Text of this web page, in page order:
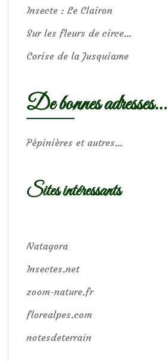
Insecte : Le Clairon
Sur les fleurs de circe…
Corise de la Jusquiame
De bonnes adresses…
Pépinières et autres…
Sites intéressants
Natagora
Insectes.net
zoom-nature.fr
florealpes.com
notesdeterrain